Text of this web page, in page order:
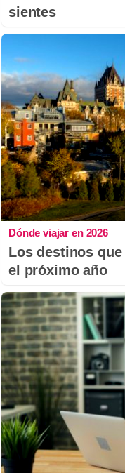
sientes
Dónde viajar en 2026
Los destinos
el próximo año